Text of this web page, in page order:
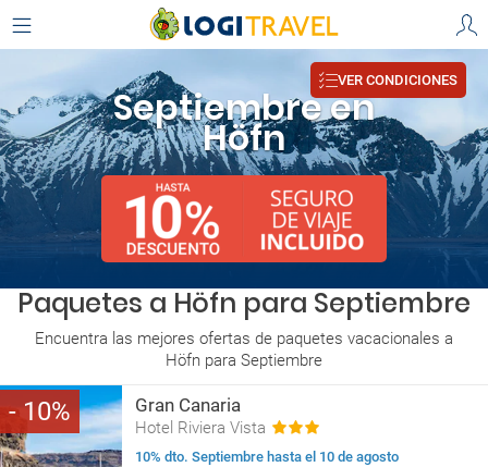
Septiembre en
Höfn
VER CONDICIONES
Paquetes a Höfn para Septiembre
Encuentra las mejores ofertas de paquetes vacacionales a
Höfn para Septiembre
10 Gran Canaria
Hotel Riviera Vista
10% dto. Septiembre hasta el 10 de agosto